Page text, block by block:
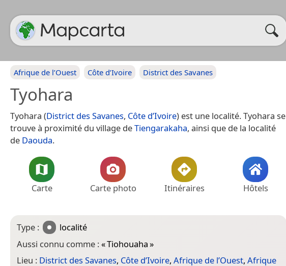
Afrique de l’Ouest Côte d’Ivoire District des Savanes
Tyohara
Tyohara (District des Savanes, Côte d’Ivoire) est une localité. Tyohara se
trouve à proximité du village deTiengarakaha, ainsi que de la localité
de Daouda.
Carte Carte photo Itinéraires Hôtels
Type :
localité
Aussi connu comme :«Tiohouaha»
Lieu : District des Savanes, Côte d’Ivoire, Afrique de l’Ouest, Afrique